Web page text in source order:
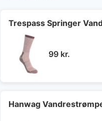
Trespass Springer
99 kr.
Hanwag